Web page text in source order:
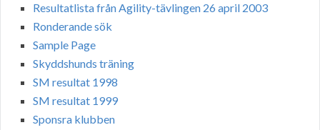
Resultatlista från Agility-tävlingen 26 april 2003
Ronderande sök
Sample Page
Skyddshunds träning
SM resultat 1998
SM resultat 1999
Sponsra klubben